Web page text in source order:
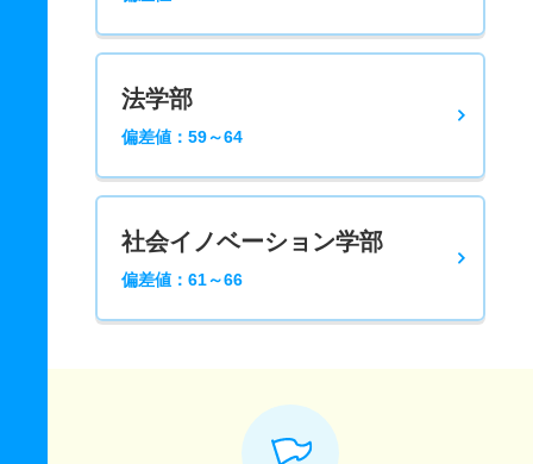
法学部
偏差値：59～64
社会イノベーション学部
偏差値：61～66